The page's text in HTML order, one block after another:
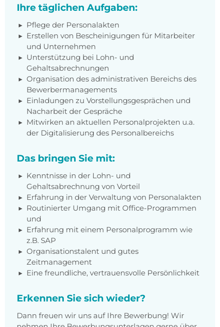
Ihre täglichen Aufgaben:
Pflege der Personalakten
Erstellen von Bescheinigungen für Mitarbeiter
und Unternehmen
Unterstützung bei Lohn- und
Gehaltsabrechnungen
Organisation des administrativen Bereichs des
Bewerbermanagements
Einladungen zu Vorstellungsgesprächen und
Nacharbeit der Gespräche
Mitwirken an aktuellen Personalprojekten u.a.
der Digitalisierung des Personalbereichs
Das bringen Sie mit:
Kenntnisse in der Lohn- und
Gehaltsabrechnung von Vorteil
Erfahrung in der Verwaltung von Personalakten
Routinierter Umgang mit Office-Programmen
und
Erfahrung mit einem Personalprogramm wie
z.B. SAP
Organisationstalent und gutes
Zeitmanagement
Eine freundliche, vertrauensvolle Persönlichkeit
Erkennen Sie sich wieder?
Dann freuen wir uns auf Ihre Bewerbung! Wir